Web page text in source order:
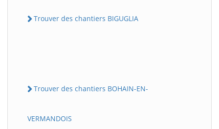
Trouver des chantiers BIGUGLIA
Trouver des chantiers BOHAIN-EN-
VERMANDOIS